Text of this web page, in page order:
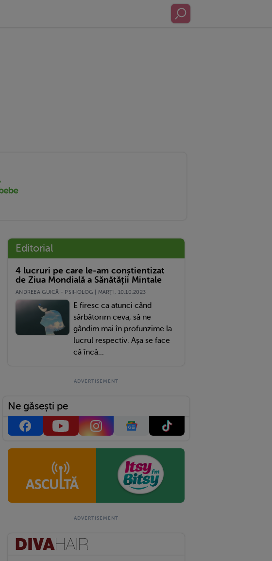
Al Unui Bebeluș Sănătos
Editorial
4 lucruri pe care le-am conștientizat
de Ziua Mondială a Sănătății Mintale
ANDREEA GUICĂ - PSIHOLOG | MARŢI, 10.10.2023
E firesc ca atunci când
sărbătorim ceva, să ne
gândim mai în profunzime la
lucrul respectiv. Așa se face
că încă...
Ne găsești pe